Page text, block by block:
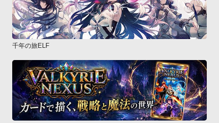
千年の旅ELF